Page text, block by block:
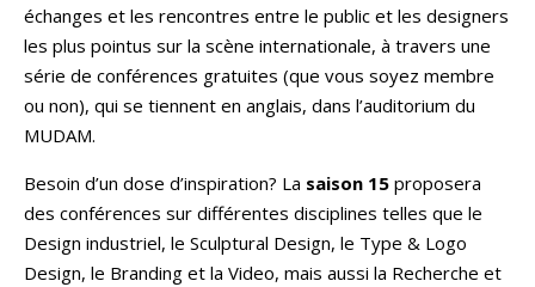
échanges et les rencontres entre le public et les designers
les plus pointus sur la scène internationale, à travers une
série de conférences gratuites (que vous soyez membre
ou non), qui se tiennent en anglais, dans l’auditorium du
MUDAM.
Besoin d’un dose d’inspiration? La saison 15 proposera
des conférences sur différentes disciplines telles que le
Design industriel, le Sculptural Design, le Type & Logo
Design, le Branding et la Video, mais aussi la Recherche et